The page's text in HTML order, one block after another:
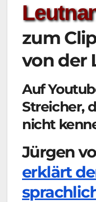
zum
von der
Auf
Streicher,
nicht
Jürgen
erklärt